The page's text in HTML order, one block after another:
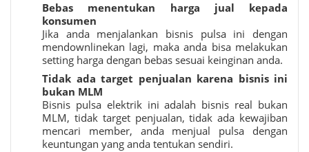
Bebas menentukan harga jual kepada
konsumen
Jika anda menjalankan bisnis pulsa ini dengan
mendownlinekan lagi, maka anda bisa melakukan
setting harga dengan bebas sesuai keinginan anda.
Tidak ada target penjualan karena bisnis ini
bukan MLM
Bisnis pulsa elektrik ini adalah bisnis real bukan
MLM, tidak target penjualan, tidak ada kewajiban
mencari member, anda menjual pulsa dengan
keuntungan yang anda tentukan sendiri.